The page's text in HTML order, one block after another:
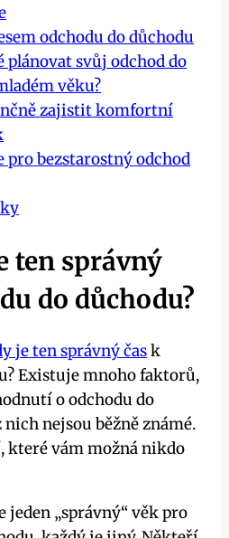
odchodu do důchodu
plánovat svůj odchod do
věku?
zajistit komfortní
pro bezstarostný odchod
ten správný
do důchodu?
je ten správný čask
Existuje mnoho faktorů,
o odchodu do
nejsou běžně známé.
které vám možná nikdo
jeden „správný“ věk pro